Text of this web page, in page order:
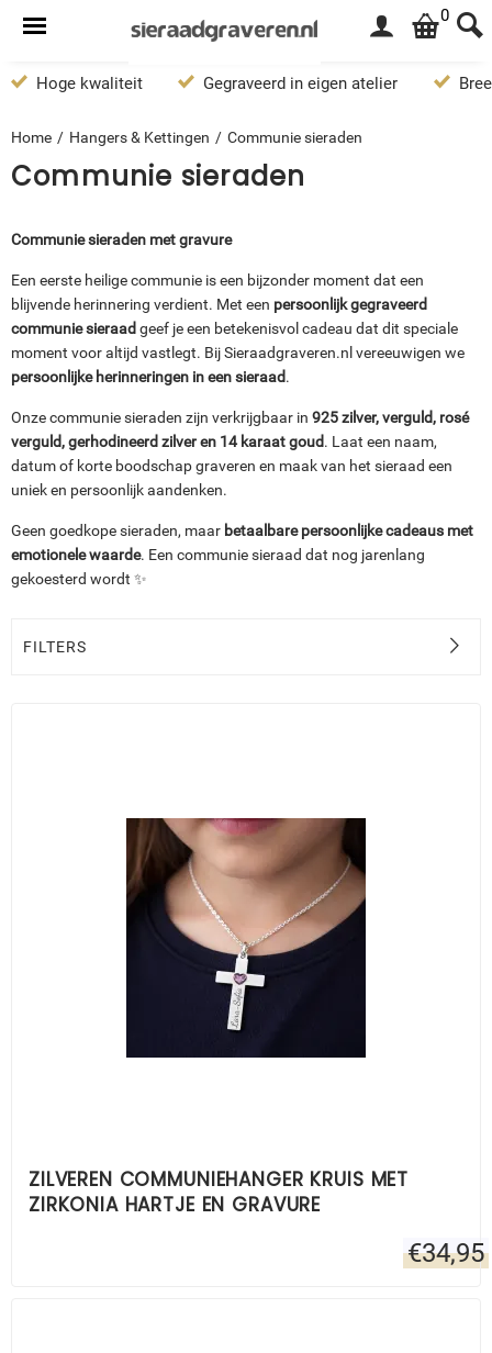
0
Hoge kwaliteit Gegraveerd in eigen atelier
Home / Hangers & Kettingen / Communie sieraden
Communie sieraden
Communie sieraden met gravure
Een eerste heilige communie is een bijzonder moment dat een
blijvende herinnering verdient. Met een persoonlijk gegraveerd
communie sieraad geef je een betekenisvol cadeau dat dit speciale
moment voor altijd vastlegt. Bij Sieraadgraveren.nl vereeuwigen we
persoonlijke herinneringen in een sieraad.
Onze communie sieraden zijn verkrijgbaar in 925 zilver, verguld, rosé
verguld, gerhodineerd zilver en 14 karaat goud. Laat een naam,
datum of korte boodschap graveren en maak van het sieraad een
uniek en persoonlijk aandenken.
Geen goedkope sieraden, maar betaalbare persoonlijke cadeaus met
emotionele waarde. Een communie sieraad dat nog jarenlang
gekoesterd wordt ✨
FILTERS
ZILVEREN COMMUNIEHANGER KRUIS MET
ZIRKONIA HARTJE EN GRAVURE
€34,95